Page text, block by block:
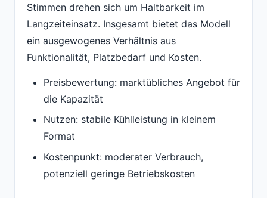
Stimmen drehen sich um Haltbarkeit im
Langzeiteinsatz. Insgesamt bietet das Modell
ein ausgewogenes Verhältnis aus
Funktionalität, Platzbedarf und Kosten.
Preisbewertung: marktübliches Angebot für
die Kapazität
Nutzen: stabile Kühlleistung in kleinem
Format
Kostenpunkt: moderater Verbrauch,
potenziell geringe Betriebskosten